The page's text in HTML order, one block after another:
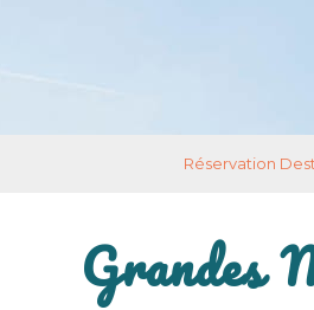
Réservation
Grandes